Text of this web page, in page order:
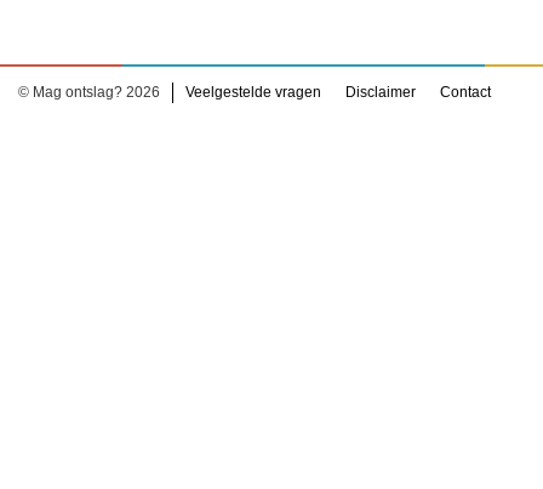
© Mag ontslag? 2026 Veelgestelde vragen Disclaimer Contact